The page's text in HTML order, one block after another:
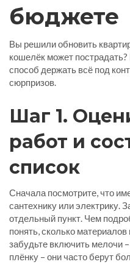
бюджете
Вы решили обновить
кошелёк может
способ держать всё под
сюрпризов.
Шаг 1.
работ и
список
Сначала посмотрите, что
сантехнику или электрику.
отдельный пункт. Чем
понять, сколько
забудьте включить мелочи
плёнку – они часто берут